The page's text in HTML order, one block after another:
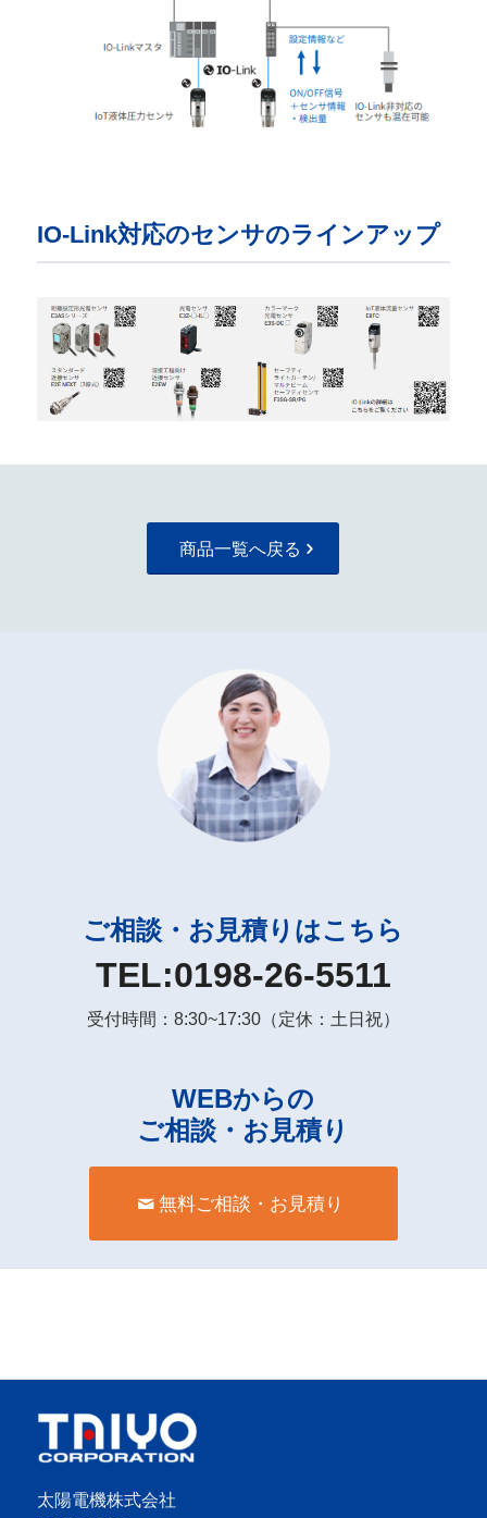
IO-Link対応のセンサのラインアップ
商品一覧へ戻る
ご相談・お見積りはこちら
TEL:0198-26-5511
受付時間：8:30~17:30（定休：土日祝）
WEBからの
ご相談・お見積り
無料ご相談・お見積り
太陽電機株式会社